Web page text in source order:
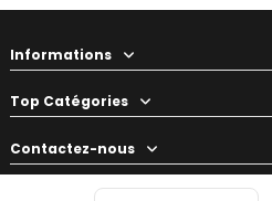
Informations
Top Catégories
Contactez-nous
Votre préparateur